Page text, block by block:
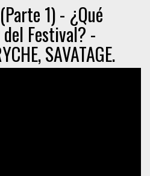
1) - ¿Qué
del Festival? -
SAVATAGE.